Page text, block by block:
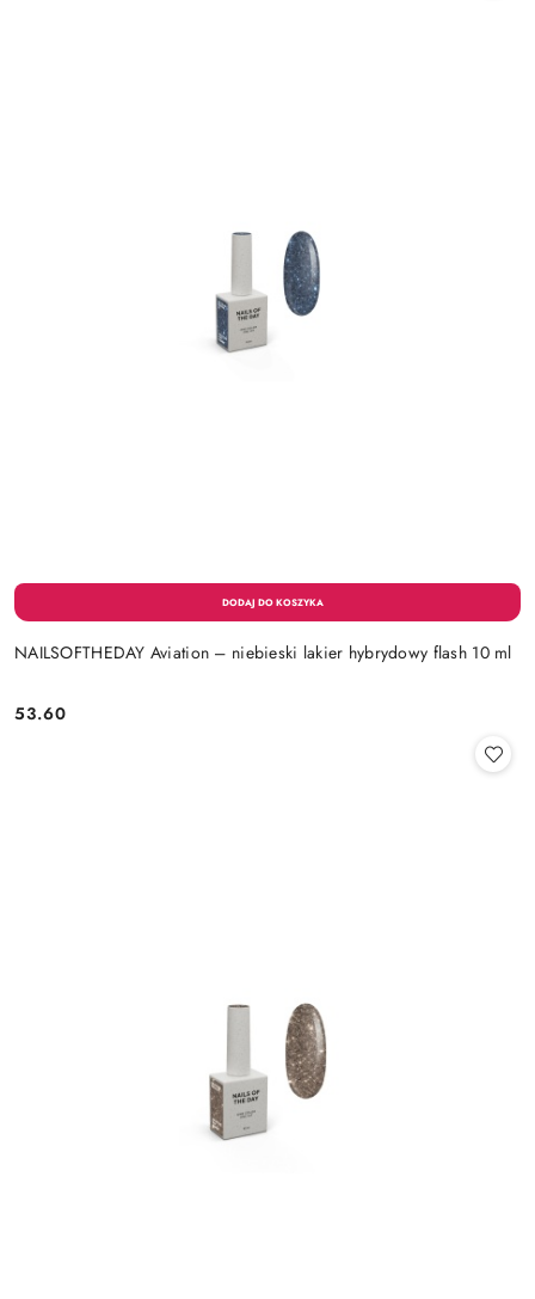
NAILSOFTHEDAY Aviation – niebieski lakier hybrydowy flash 10 ml
Cena:
53.60